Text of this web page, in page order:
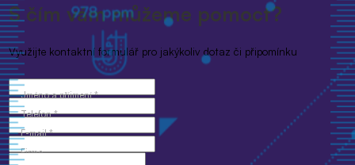
S čím vám můžeme pomoct?
Využijte kontaktní formulář pro jakýkoliv dotaz či připomínku
Jméno a příjmení *
Telefon *
E-mail *
Firma